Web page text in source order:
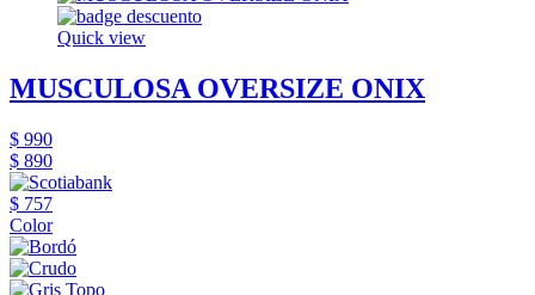
Quick view
MUSCULOSA OVERSIZE ONIX
$ 990
$ 890
$ 757
Color